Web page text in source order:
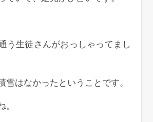
う生徒さんがおっしゃってまし
雪はなかったということです。